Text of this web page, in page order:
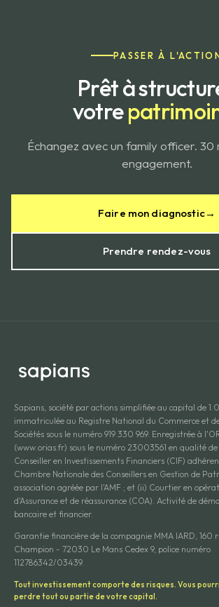
PASSER À
Prêt à
votre
Échangez avec un family officer. 30
engagement.
Faire mon diagnostic→
Prendre rendez-vous
Sapians, société par actions simplifiée au capital de
immatriculée au Registre National du Commerce et
Sociétés sous le numéro 919 330 969. Enregistrée à
(www.orias.fr) sous le numéro 23003561 en qualité de
Conseiller en Investissements Financiers (CIF)
Chambre Nationale des Conseillers en Gestion de
association agréée par l'AMF ; et (ii) Courtier en
d'Assurance et de réassurance (COA). Activité de
bancaire et financier.
Garantie financière de la compagnie MMA IARD, 160
Champion - 72030 Le Mans Cedex 9, police numéro
112786342/03439.
Tout investissement comporte des risques. Vous
perdre tout ou partie de votre capital.